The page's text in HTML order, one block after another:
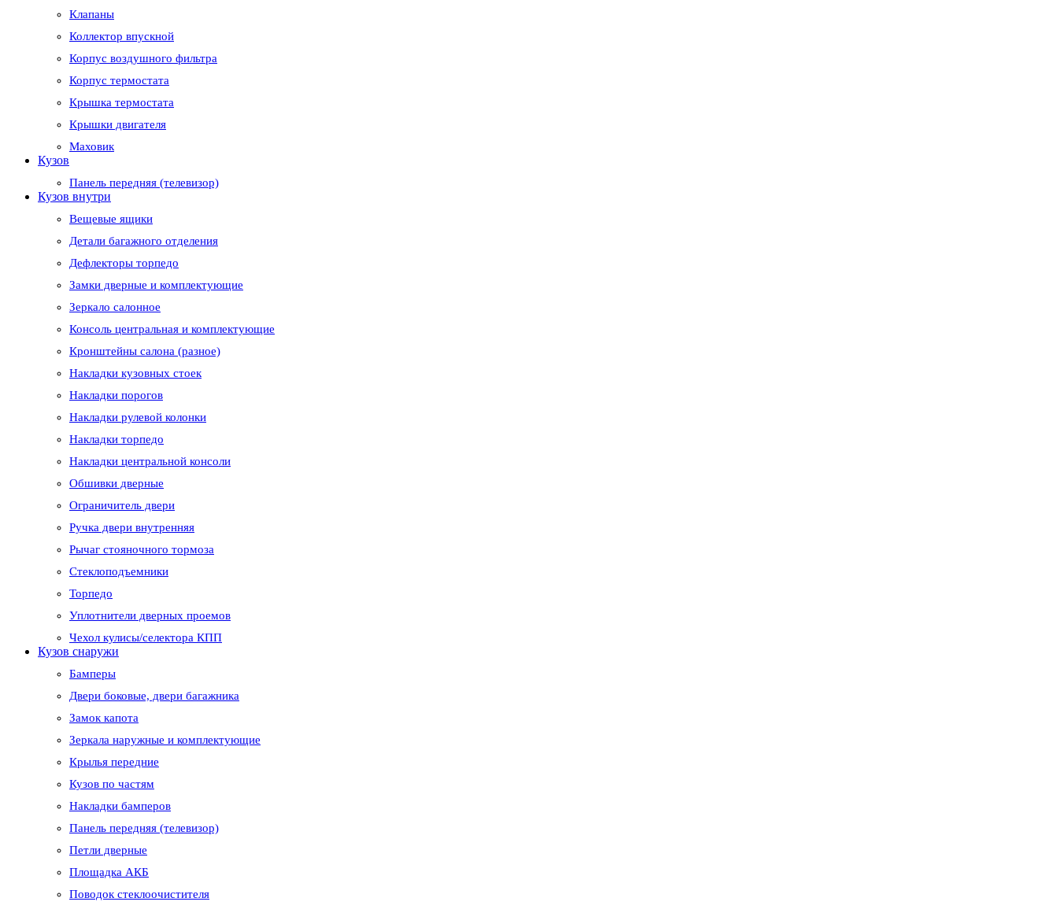
Клапаны
Коллектор впускной
Корпус воздушного фильтра
Корпус термостата
Крышка термостата
Крышки двигателя
Маховик
Кузов
Панель передняя (телевизор)
Кузов внутри
Вещевые ящики
Детали багажного отделения
Дефлекторы торпедо
Замки дверные и комплектующие
Зеркало салонное
Консоль центральная и комплектующие
Кронштейны салона (разное)
Накладки кузовных стоек
Накладки порогов
Накладки рулевой колонки
Накладки торпедо
Накладки центральной консоли
Обшивки дверные
Ограничитель двери
Ручка двери внутренняя
Рычаг стояночного тормоза
Стеклоподъемники
Торпедо
Уплотнители дверных проемов
Чехол кулисы/селектора КПП
Кузов снаружи
Бамперы
Двери боковые, двери багажника
Замок капота
Зеркала наружные и комплектующие
Крылья передние
Кузов по частям
Накладки бамперов
Панель передняя (телевизор)
Петли дверные
Площадка АКБ
Поводок стеклоочистителя